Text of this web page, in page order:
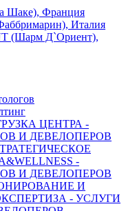
Шаке), Франция
Италия
(Шарм Д`Ориент),
ЦЕНТРА -
И ДЕВЕЛОПЕРОВ
-
И ДЕВЕЛОПЕРОВ
И
- УСЛУГИ